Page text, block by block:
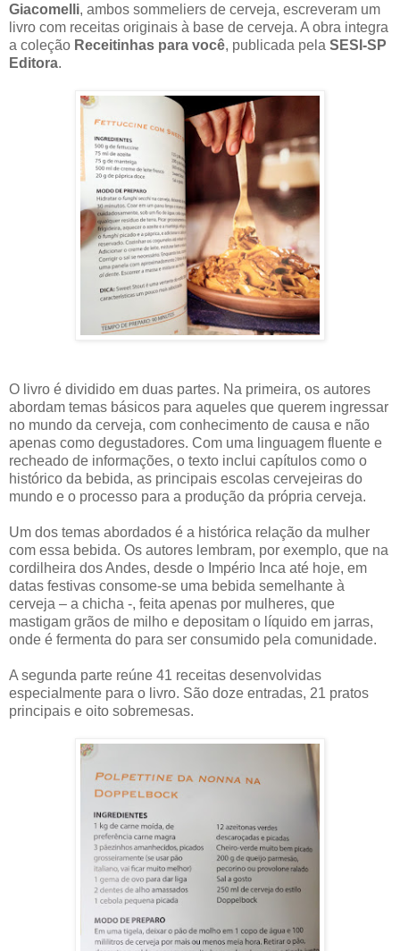
Giacomelli, ambos sommeliers de cerveja, escreveram um
livro com receitas originais à base de cerveja. A obra integra
a coleção Receitinhas para você, publicada pela SESI-SP
Editora.
O livro é dividido em duas partes. Na primeira, os autores
abordam temas básicos para aqueles que querem ingressar
no mundo da cerveja, com conhecimento de causa e não
apenas como degustadores. Com uma linguagem fluente e
recheado de informações, o texto inclui capítulos como o
histórico da bebida, as principais escolas cervejeiras do
mundo e o processo para a produção da própria cerveja.
Um dos temas abordados é a histórica relação da mulher
com essa bebida. Os autores lembram, por exemplo, que na
cordilheira dos Andes, desde o Império Inca até hoje, em
datas festivas consome-se uma bebida semelhante à
cerveja – a chicha -, feita apenas por mulheres, que
mastigam grãos de milho e depositam o líquido em jarras,
onde é fermenta do para ser consumido pela comunidade.
A segunda parte reúne 41 receitas desenvolvidas
especialmente para o livro. São doze entradas, 21 pratos
principais e oito sobremesas.